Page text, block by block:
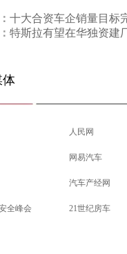
十大合资车企销量目标
特斯拉有望在华独资建
体
人民网
网易汽车
汽车产经网
全峰会 21世纪房车